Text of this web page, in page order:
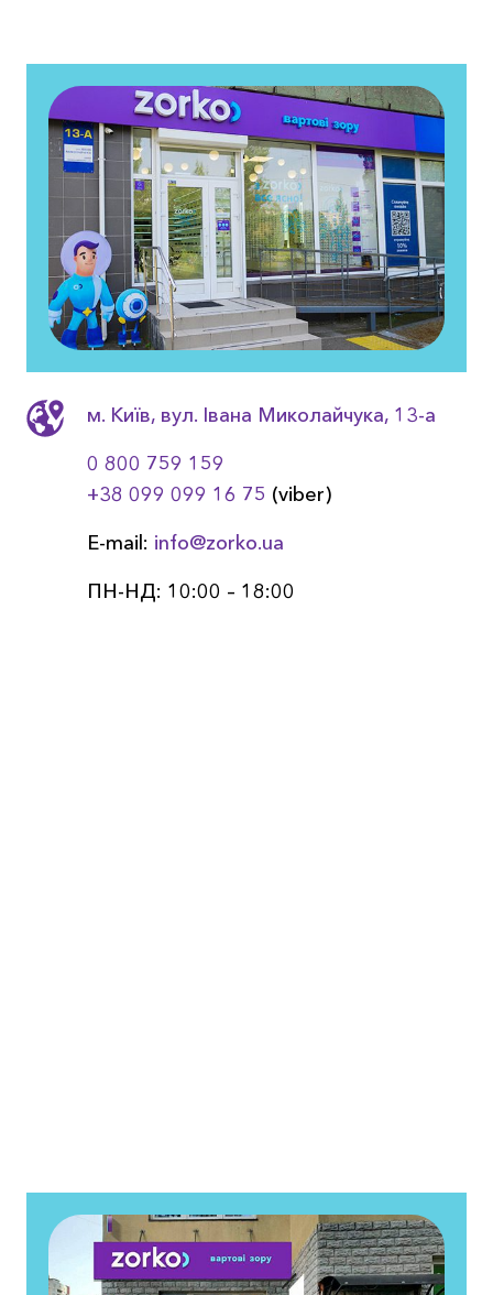
м. Київ, вул. Івана Миколайчука, 13-a
0 800 759 159
+38 099 099 16 75 (viber)
E-mail: info@zorko.ua
ПН-НД: 10:00 – 18:00